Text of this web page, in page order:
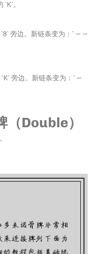
。
旁边。新链条变为：` — —
旁边。新链条变为：` —
（Double）